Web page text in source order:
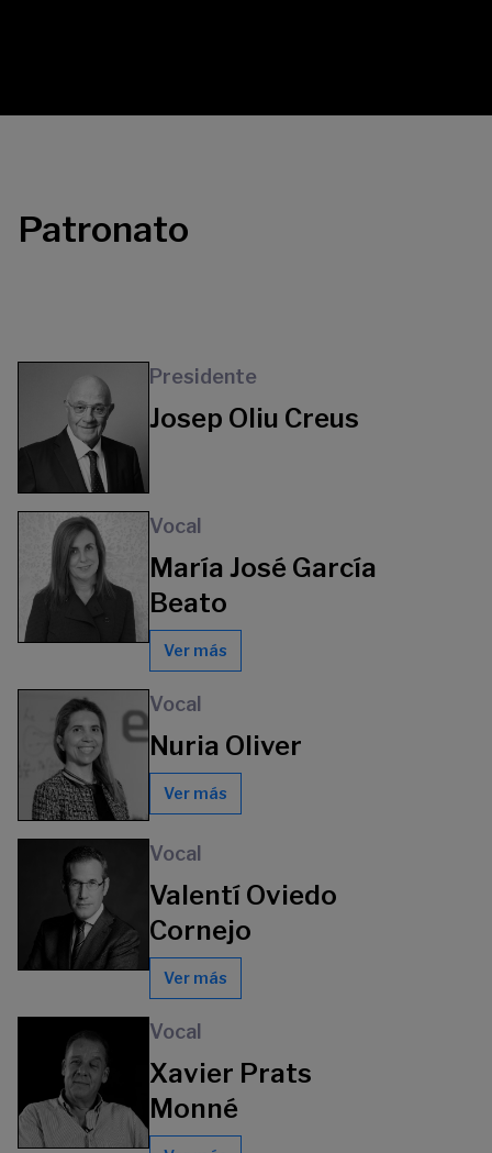
Patronato
Presidente
Josep Oliu Creus
Vocal
María José García
Beato
Ver más
Vocal
Nuria Oliver
Ver más
Vocal
Valentí Oviedo
Cornejo
Ver más
Vocal
Xavier Prats
Monné